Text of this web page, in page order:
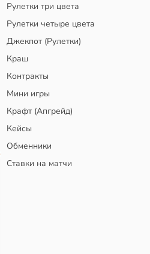
Рулетки три цвета
Рулетки четыре цвета
Джекпот (Рулетки)
Краш
Контракты
Мини игры
Крафт (Апгрейд)
Кейсы
Обменники
Ставки на матчи